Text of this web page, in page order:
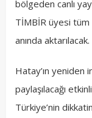
bölgeden canlı
TİMBİR üyesi tüm
anında aktarılacak.
Hatay’ın yeniden
paylaşılacağı
Türkiye’nin